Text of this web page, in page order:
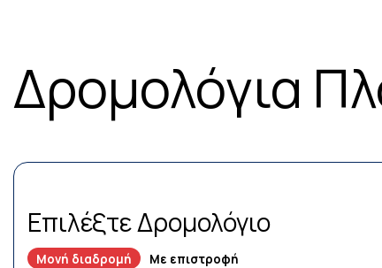
Δρομολόγια
Επιλέξτε Δρομολόγιο
Μονή διαδρομή Με επιστροφή